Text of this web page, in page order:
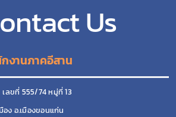
Us
งานภาคอีสาน
ขที่ 555/74 หมู่ที่ 13
อง อ.เมืองขอนแก่น